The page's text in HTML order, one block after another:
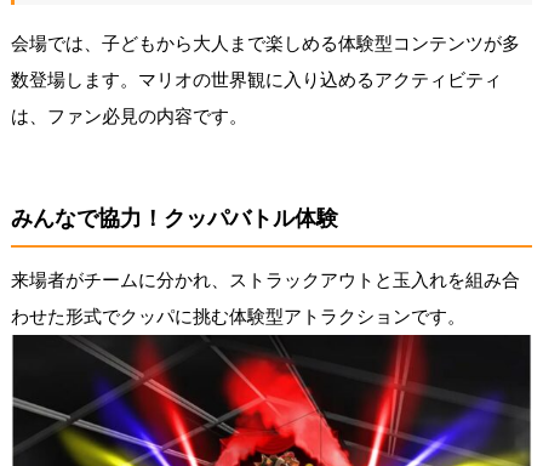
会場では、子どもから大人まで楽しめる体験型コンテンツが多
数登場します。マリオの世界観に入り込めるアクティビティ
は、ファン必見の内容です。
みんなで協力！クッパバトル体験
来場者がチームに分かれ、ストラックアウトと玉入れを組み合
わせた形式でクッパに挑む体験型アトラクションです。